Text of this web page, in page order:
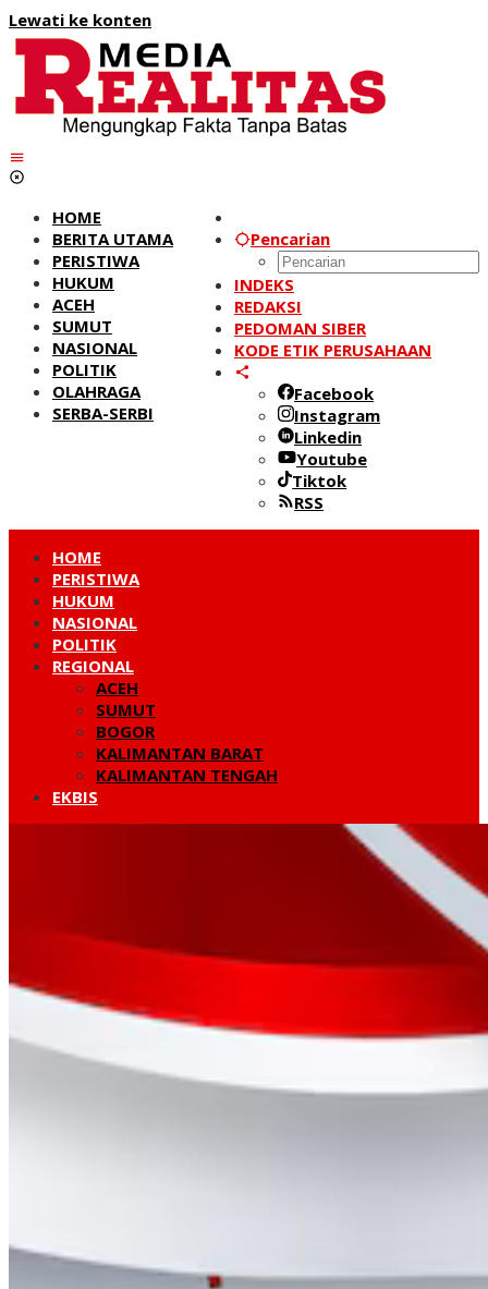
Lewati ke konten
Pencarian
INDEKS
REDAKSI
PEDOMAN SIBER
KODE ETIK PERUSAHAAN
Facebook
Instagram
Linkedin
Youtube
Tiktok
RSS
HOME
BERITA UTAMA
PERISTIWA
HUKUM
ACEH
SUMUT
NASIONAL
POLITIK
OLAHRAGA
SERBA-SERBI
HOME
PERISTIWA
HUKUM
NASIONAL
POLITIK
REGIONAL
ACEH
SUMUT
BOGOR
KALIMANTAN BARAT
KALIMANTAN TENGAH
EKBIS